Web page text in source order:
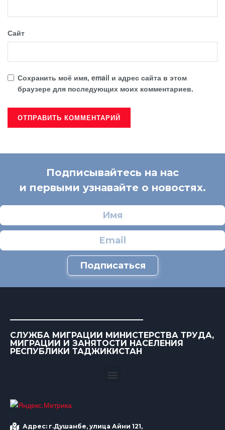
Сайт
Сохранить моё имя, email и адрес сайта в этом
браузере для последующих моих комментариев.
Подписывайтесь на нас
и первыми узнавайте о новостях.
Подписаться
СЛУЖБА МИГРАЦИИ МИНИСТЕРСТВА ТРУДА,
МИГРАЦИИ И ЗАНЯТОСТИ НАСЕЛЕНИЯ
РЕСПУБЛИКИ ТАДЖИКИСТАН
Адрес: г.Душанбе, улица Айни 121,